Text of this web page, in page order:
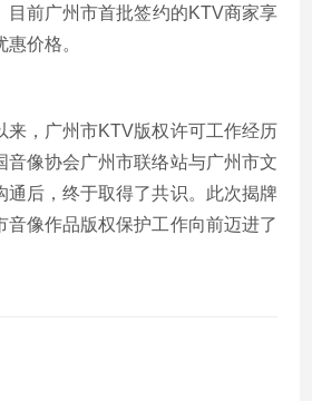
目前广州市首批签约的KTV商家享
惠价格。
，广州市KTV版权许可工作经历
音像协会广州市联络站与广州市文
通后，终于取得了共识。此次揭牌
音像作品版权保护工作向前迈进了